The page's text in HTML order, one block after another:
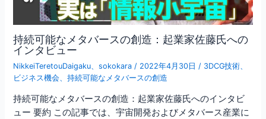
持続可能なメタバースの創造：起業家佐藤氏への
インタビュー
NikkeiTeretouDaigaku 、sokokara / 2022年4月30日 / 3DCG技術
ビジネス機会 、持続可能なメタバースの創造
持続可能なメタバースの創造：起業家佐藤氏へのインタビ
ュー 要約 この記事では、宇宙開発およびメタバース産業に